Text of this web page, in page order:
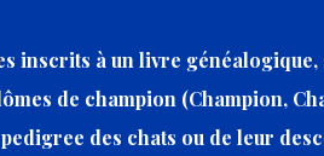
inscrits à un livre
de champion (Champion,
des chats ou de leur